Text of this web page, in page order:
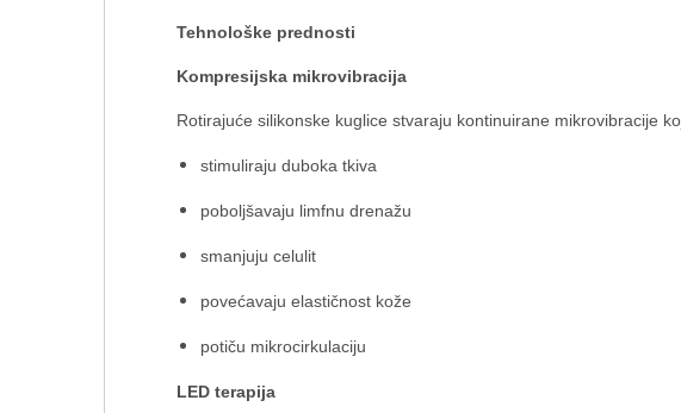
Tehnološke prednosti
Kompresijska mikrovibracija
Rotirajuće silikonske kuglice stvaraju kontinuirane mikrovibracije
stimuliraju duboka tkiva
poboljšavaju limfnu drenažu
smanjuju celulit
povećavaju elastičnost kože
potiču mikrocirkulaciju
LED terapija